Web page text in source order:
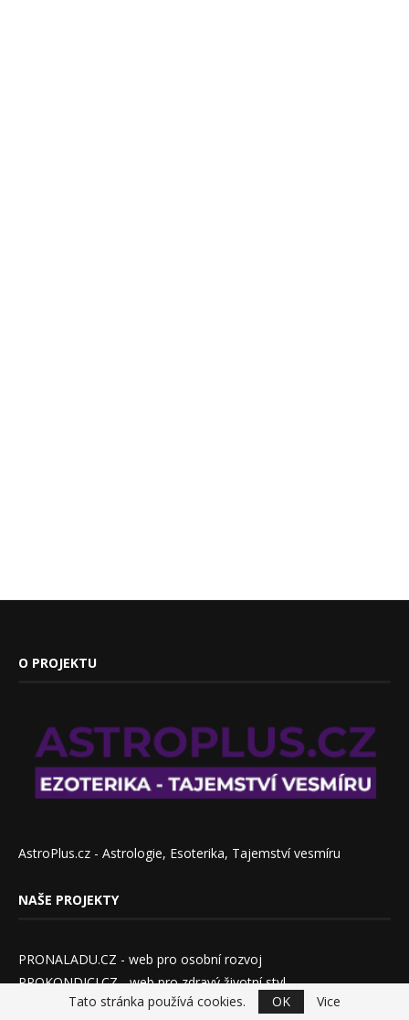
Tato stránka používá cookies. OK Vice
O PROJEKTU
AstroPlus.cz - Astrologie, Esoterika, Tajemství vesmíru
NAŠE PROJEKTY
PRONALADU.CZ - web pro osobní rozvoj
PROKONDICI.CZ - web pro zdravý životní styl
ADALINE.CZ - web pro opravdové ženy